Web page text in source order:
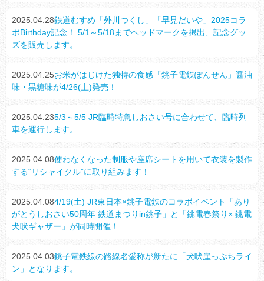
2025.04.28鉄道むすめ「外川つくし」「早見だいや」2025コラ
ボBirthday記念！ 5/1～5/18までヘッドマークを掲出、記念グッ
ズを販売します。
2025.04.25お米がはじけた独特の食感「銚子電鉄ぽんせん」醤油
味・黒糖味が4/26(土)発売！
2025.04.235/3～5/5 JR臨時特急しおさい号に合わせて、臨時列
車を運行します。
2025.04.08使わなくなった制服や座席シートを用いて衣装を製作
する“リシャイクル”に取り組みます！
2025.04.084/19(土) JR東日本×銚子電鉄のコラボイベント「あり
がとうしおさい50周年 鉄道まつりin銚子」と「銚電春祭り× 銚電
犬吠ギャザー」が同時開催！
2025.04.03銚子電鉄線の路線名愛称が新たに「犬吠崖っぷちライ
ン」となります。